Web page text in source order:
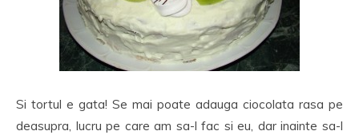
Si tortul e gata! Se mai poate adauga ciocolata rasa pe
deasupra, lucru pe care am sa-l fac si eu, dar inainte sa-l